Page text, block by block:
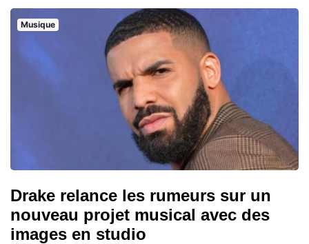
Musique
Drake relance les rumeurs sur un
nouveau projet musical avec des
images en studio